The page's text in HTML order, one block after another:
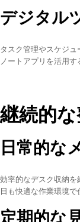
デジタル
タスク管理やスケジ
ノートアプリを活用
継続的
日常的な
効率的なデスク収納
日も快適な作業環境で
定期的な